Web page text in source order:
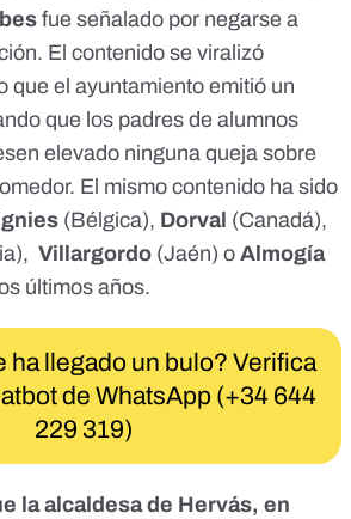
fue señalado por negarse a
El contenido se viralizó
que el ayuntamiento emitió un
que los padres de alumnos
elevado ninguna queja sobre
El mismo contenido ha sido
(Bélgica), Dorval (Canadá),
Villargordo (Jaén) o Almogía
últimos años.
ha llegado un bulo? Verifica
de WhatsApp (+34 644
229 319)
la alcaldesa de Hervás, en